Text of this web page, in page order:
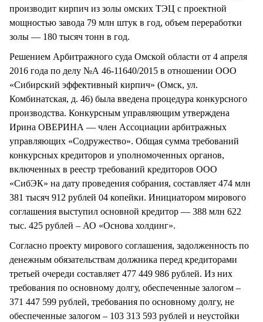
производит кирпич из золы омских ТЭЦ с проектной
мощностью завода 79 млн штук в год, объем переработки
золы — 180 тысяч тонн в год.
Решением Арбитражного суда Омской области от 4 апреля
2016 года по делу №А 46-11640/2015 в отношении ООО
«Сибирский эффективный кирпич» (Омск, ул.
Комбинатская, д. 46) была введена процедура конкурсного
производства. Конкурсным управляющим утверждена
Ирина ОВЕРИНА — член Ассоциации арбитражных
управляющих «Содружество». Общая сумма требований
конкурсных кредиторов и уполномоченных органов,
включенных в реестр требований кредиторов ООО
«СибЭК» на дату проведения собрания, составляет 474 млн
381 тысяч 912 рублей 04 копейки. Инициатором мирового
соглашения выступил основной кредитор — 388 млн 622
тыс. 425 рублей – АО «Основа холдинг».
Согласно проекту мирового соглашения, задолженность по
денежным обязательствам должника перед кредиторами
третьей очереди составляет 477 449 986 рублей. Из них
требования по основному долгу, обеспеченные залогом –
371 447 599 рублей, требования по основному долгу, не
обеспеченные залогом – 103 313 593 рублей и неустойки